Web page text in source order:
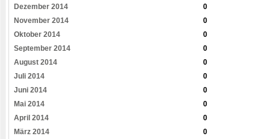
Dezember 2014
0
November 2014
0
Oktober 2014
0
September 2014
0
August 2014
0
Juli 2014
0
Juni 2014
0
Mai 2014
0
April 2014
0
März 2014
0